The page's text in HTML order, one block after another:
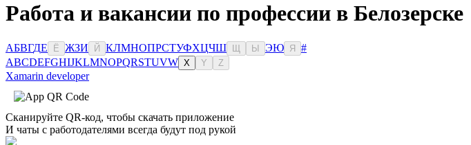
Работа и вакансии по профессии в Белозерске
АБВГДЕ Ё ЖЗИ Й КЛМНОПРСТУФХЦЧШ Ы ЭЮ Я
#
ABCDEFGHIJKLMNOPQRSTUVW X Y Z
Xamarin developer
Сканируйте QR-код, чтобы скачать приложение
И чаты с работодателями всегда будут под рукой